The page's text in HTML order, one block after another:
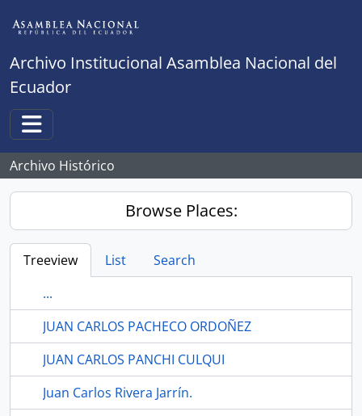
Archivo Institucional Asamblea Nacional del
Ecuador
Toggle navigation
Archivo Histórico
Browse Places:
Treeview List
Search
...
JUAN CARLOS PACHECO ORDOÑEZ
JUAN CARLOS PANCHI CULQUI
Juan Carlos Rivera Jarrín.